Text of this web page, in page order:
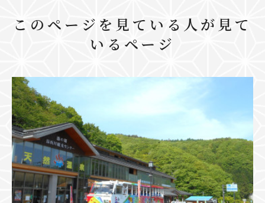
このページを見ている人が見て
いるページ